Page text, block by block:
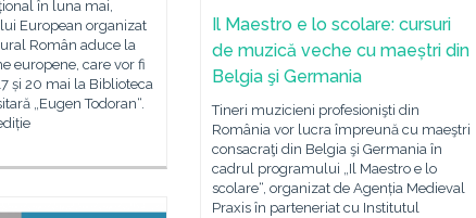
în luna mai,
European organizat
Român aduce la
europene, care vor fi
și 20 mai la Biblioteca
„Eugen Todoran“.
Il Maestro e lo scolare: cursuri
de muzică veche cu maeștri din
Belgia şi Germania
Tineri muzicieni profesionişti din
România vor lucra împreună cu maeştri
consacraţi din Belgia şi Germania în
cadrul programului „Il Maestro e lo
scolare“, organizat de Agenția Medieval
Praxis în parteneriat cu Institutul